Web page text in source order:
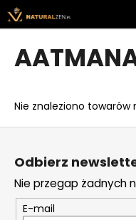
Przejść
do
treści
Nie znaleziono towarów
K
o
powrotem
powrotem
z
e
g
o
s
z
u
S
Odbierz
Nie przegap żadnych
E-mail